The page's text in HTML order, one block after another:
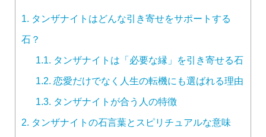
1. タンザナイトはどんな引き寄せをサポートする
石？
1.1. タンザナイトは「必要な縁」を引き寄せる石
1.2. 恋愛だけでなく人生の転機にも選ばれる理由
1.3. タンザナイトが合う人の特徴
2. タンザナイトの石言葉とスピリチュアルな意味